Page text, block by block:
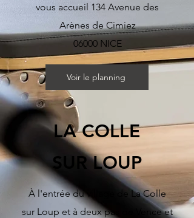
vous accueil 134 Avenue des
Arènes de Cimiez
06000 NICE
Voir le planning
LA COLLE
SUR LOUP
​À l'entrée du village de La Colle
sur Loup et à deux pas de Vence et